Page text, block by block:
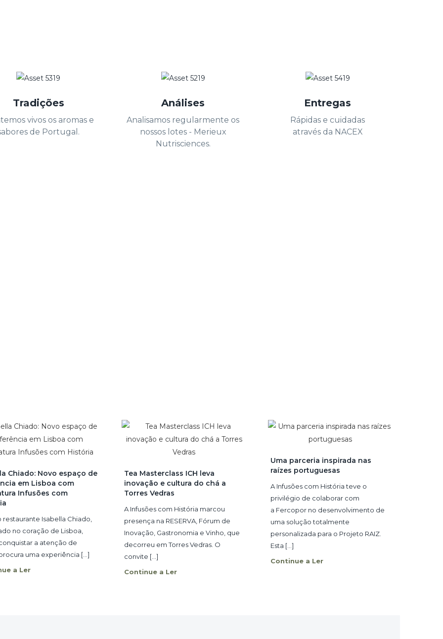
Tradições
vivos os aromas e
de Portugal.
Análises
Analisamos regularmente os
nossos lotes - Merieux
Nutrisciences.
Entregas
Rápidas e cuidadas
através da NACEX
Chiado: Novo espaço de
em Lisboa com
Infusões com
restaurante Isabella Chiado,
no coração de Lisboa,
a atenção de
uma experiência [...]
a Ler
Tea Masterclass ICH leva
inovação e cultura do chá a
Torres Vedras
A Infusões com História marcou
presença na RESERVA, Fórum de
Inovação, Gastronomia e Vinho, que
decorreu em Torres Vedras. O
convite [...]
Continue a Ler
Uma parceria inspirada nas
raízes portuguesas
A Infusões com História teve o
privilégio de colaborar com
a Fercopor no desenvolvimento de
uma solução totalmente
personalizada para o Projeto RAIZ.
Esta [...]
Continue a Ler